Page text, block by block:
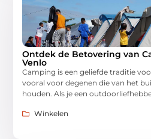
Ontdek de Betovering van
Venlo
Camping is een geliefde traditie
vooral voor degenen die van het
houden. Als je een
Winkelen